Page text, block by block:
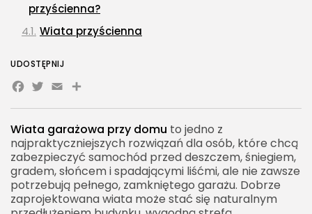
Wiata garażowa przy domu to jedno z
najpraktyczniejszych rozwiązań dla osób, które chcą
zabezpieczyć samochód przed deszczem, śniegiem,
gradem, słońcem i spadającymi liśćmi, ale nie zawsze
potrzebują pełnego, zamkniętego garażu. Dobrze
zaprojektowana wiata może stać się naturalnym
przyścienna?
Wiata przyścienna
Odległość od granicy działki
Wymiary wiaty garażowej przy domu
Wiata na jeden samochód
Wiata na dwa samochody
UDOSTĘPNIJ
Facebook
Twitter
EmailShare